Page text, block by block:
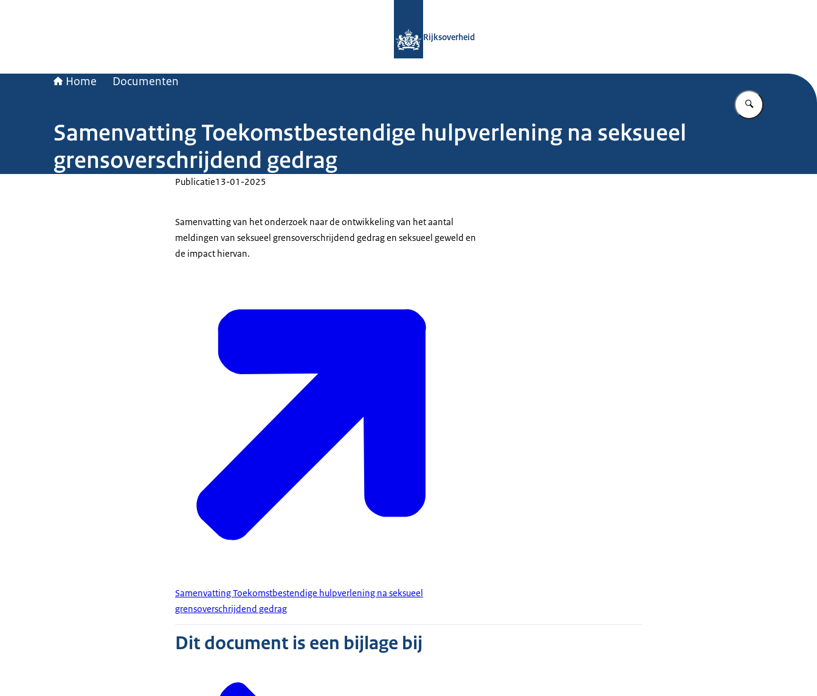
Rijksoverheid
Home Documenten
Vul in wat u
Samenvatting Toekomstbestendige hulpverlening na seksueel
grensoverschrijdend gedrag
Publicatie13-01-2025
Samenvatting van het onderzoek naar de ontwikkeling van het aantal
meldingen van seksueel grensoverschrijdend gedrag en seksueel geweld en
de impact hiervan.
Samenvatting Toekomstbestendige hulpverlening na seksueel
grensoverschrijdend gedrag
Dit document is een bijlage bij